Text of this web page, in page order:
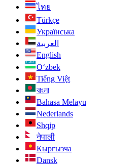
ไทย
Türkçe
Українська
العربية
English
O‘zbek
Tiếng Việt
বাংলা
Bahasa Melayu
Nederlands
Shqip
नेपाली
Кыргызча
Dansk